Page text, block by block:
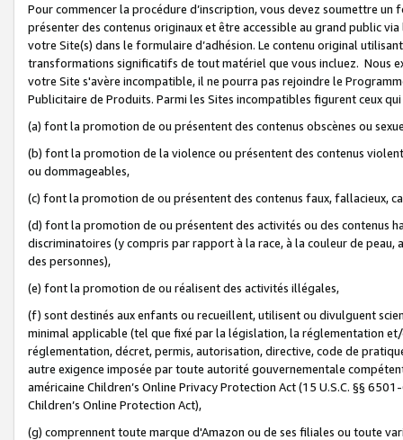
Pour commencer la procédure d’inscription, vous devez soumettre
présenter des contenus originaux et être accessible au grand public
votre Site(s) dans le formulaire d’adhésion. Le contenu original
transformations significatifs de tout matériel que vous incluez. Nous
votre Site s'avère incompatible, il ne pourra pas rejoindre le
Publicitaire de Produits. Parmi les Sites incompatibles figurent ceux
(a) font la promotion de ou présentent des contenus obscènes ou
(b) font la promotion de la violence ou présentent des contenus
ou dommageables,
(c) font la promotion de ou présentent des contenus faux, fallacieux,
(d) font la promotion de ou présentent des activités ou des contenus
discriminatoires (y compris par rapport à la race, à la couleur de
des personnes),
(e) font la promotion de ou réalisent des activités illégales,
(f) sont destinés aux enfants ou recueillent, utilisent ou divulguent
minimal applicable (tel que fixé par la législation, la réglementation
réglementation, décret, permis, autorisation, directive, code de
autre exigence imposée par toute autorité gouvernementale
américaine Children’s Online Privacy Protection Act (15 U.S.C. §§
Children’s Online Protection Act),
(g) comprennent toute marque d'Amazon ou de ses filiales ou toute